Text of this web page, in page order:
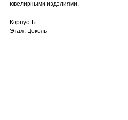
ювелирными изделиями.
Корпус: Б
Этаж: Цоколь